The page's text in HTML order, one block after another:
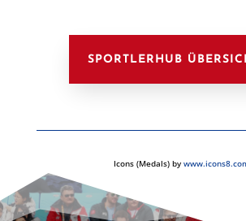
SPORTLERHUB
Icons (Medals) by